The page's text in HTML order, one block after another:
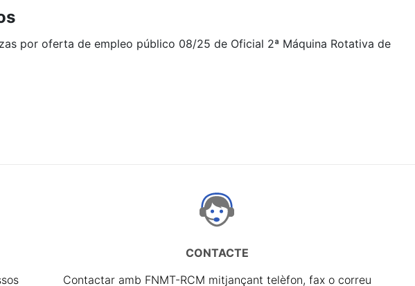
por oferta de empleo público 08/25 de Oficial 2ª Máquina Rotativa de
CONTACTE
Contactar amb FNMT-RCM mitjançant telèfon, fax o correu